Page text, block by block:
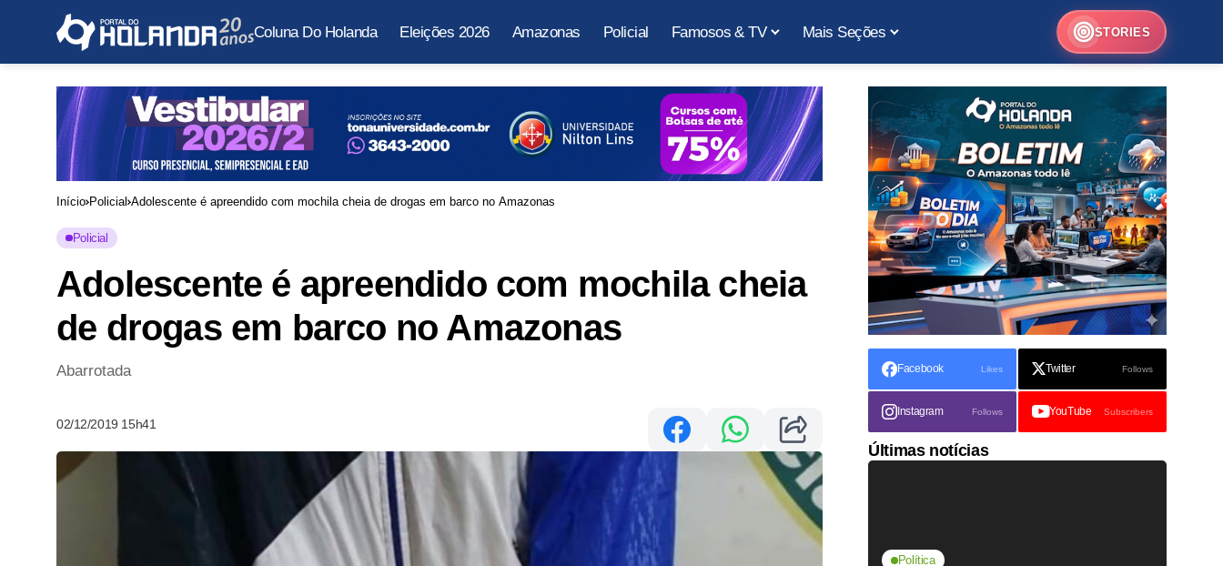
Coluna Do Holanda Eleições 2026 Amazonas Policial Famosos & TV Mais Seções STORIES
Início Policial Adolescente é apreendido com mochila cheia de drogas em barco no Amazonas
Policial
Adolescente é apreendido com mochila cheia
de drogas em barco no Amazonas
Abarrotada
02/12/2019 15h41
Facebook Likes Twitter Follows
Instagram Follows YouTube Subscribers
Últimas notícias
Política